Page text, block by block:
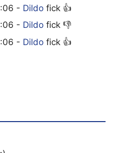
- Dildo fick 👍
- Dildo fick 👎
- Dildo fick 👍